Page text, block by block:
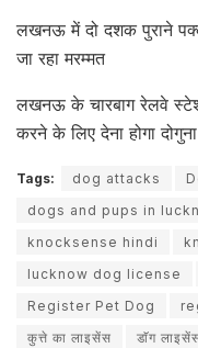
लखनऊ में दो दशक पुराने
जा रहा मरम्मत
लखनऊ के चारबाग रेलवे
करने के लिए देना होगा
Tags: dog attacks
dogs and pups in
knocksense hindi
lucknow dog license
Register Pet Dog
कुत्ते का लाइसेंस
डाॅग